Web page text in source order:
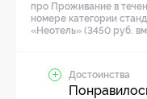
про Проживание в
номере категории
«Неотель» (3450 руб.
Достоинства